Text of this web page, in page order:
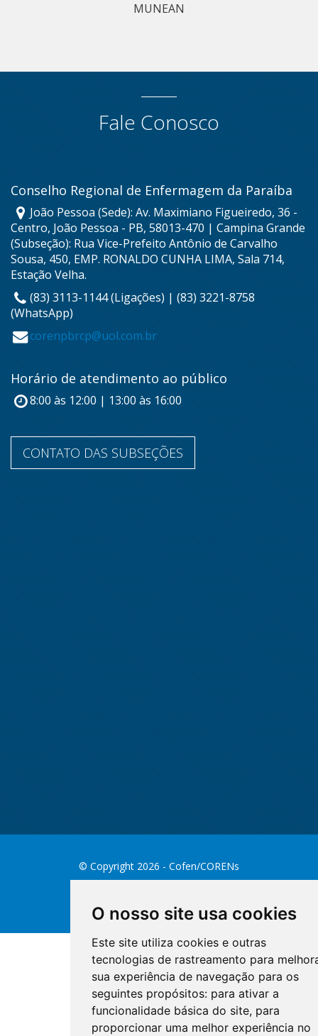
O nosso site usa cookies
Este site utiliza cookies e outras
tecnologias de rastreamento para
sua experiência de navegação para os
seguintes propósitos: para ativar a
funcionalidade básica do site, para
proporcionar uma melhor experiência no
MUNEAN
Fale Conosco
Conselho Regional de Enfermagem da Paraíba
João Pessoa (Sede): Av. Maximiano Figueiredo, 36 -
Centro, João Pessoa - PB, 58013-470 | Campina Grande
(Subseção): Rua Vice-Prefeito Antônio de Carvalho
Sousa, 450, EMP. RONALDO CUNHA LIMA, Sala 714,
Estação Velha.
(83) 3113-1144 (Ligações) | (83) 3221-8758
(WhatsApp)
corenpbrcp@uol.com.br
Horário de atendimento ao público
8:00 às 12:00 | 13:00 às 16:00
CONTATO DAS SUBSEÇÕES
© Copyright 2026 - Cofen/CORENs